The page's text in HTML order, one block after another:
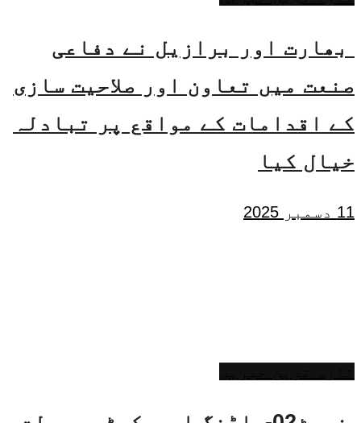
بھارت اور برازیل نے دفاعی
صنعت میں تعاون اور صلاحیت سازی
کے اقدامات کے مواقع پر تبادلہ
خیال کیا
11 دسمبر 2025